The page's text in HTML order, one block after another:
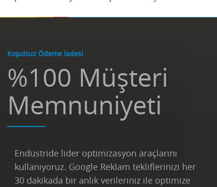
Koşulsuz Ödeme İadesi
%100 Müşteri
Memnuniyeti
Endüstride lider optimizasyon araçlarını
kullanıyoruz. Google Reklam tekliflerinizi her
30 dakikada bir anlık verileriniz ile optimize